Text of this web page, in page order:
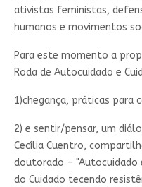
ativistas feministas,
humanos e movimentos
Para este momento a
Roda de Autocuidado e
1)chegança, práticas para
2) e sentir/pensar, um
Cecília Cuentro,
doutorado - "Autocuidado
do Cuidado tecendo